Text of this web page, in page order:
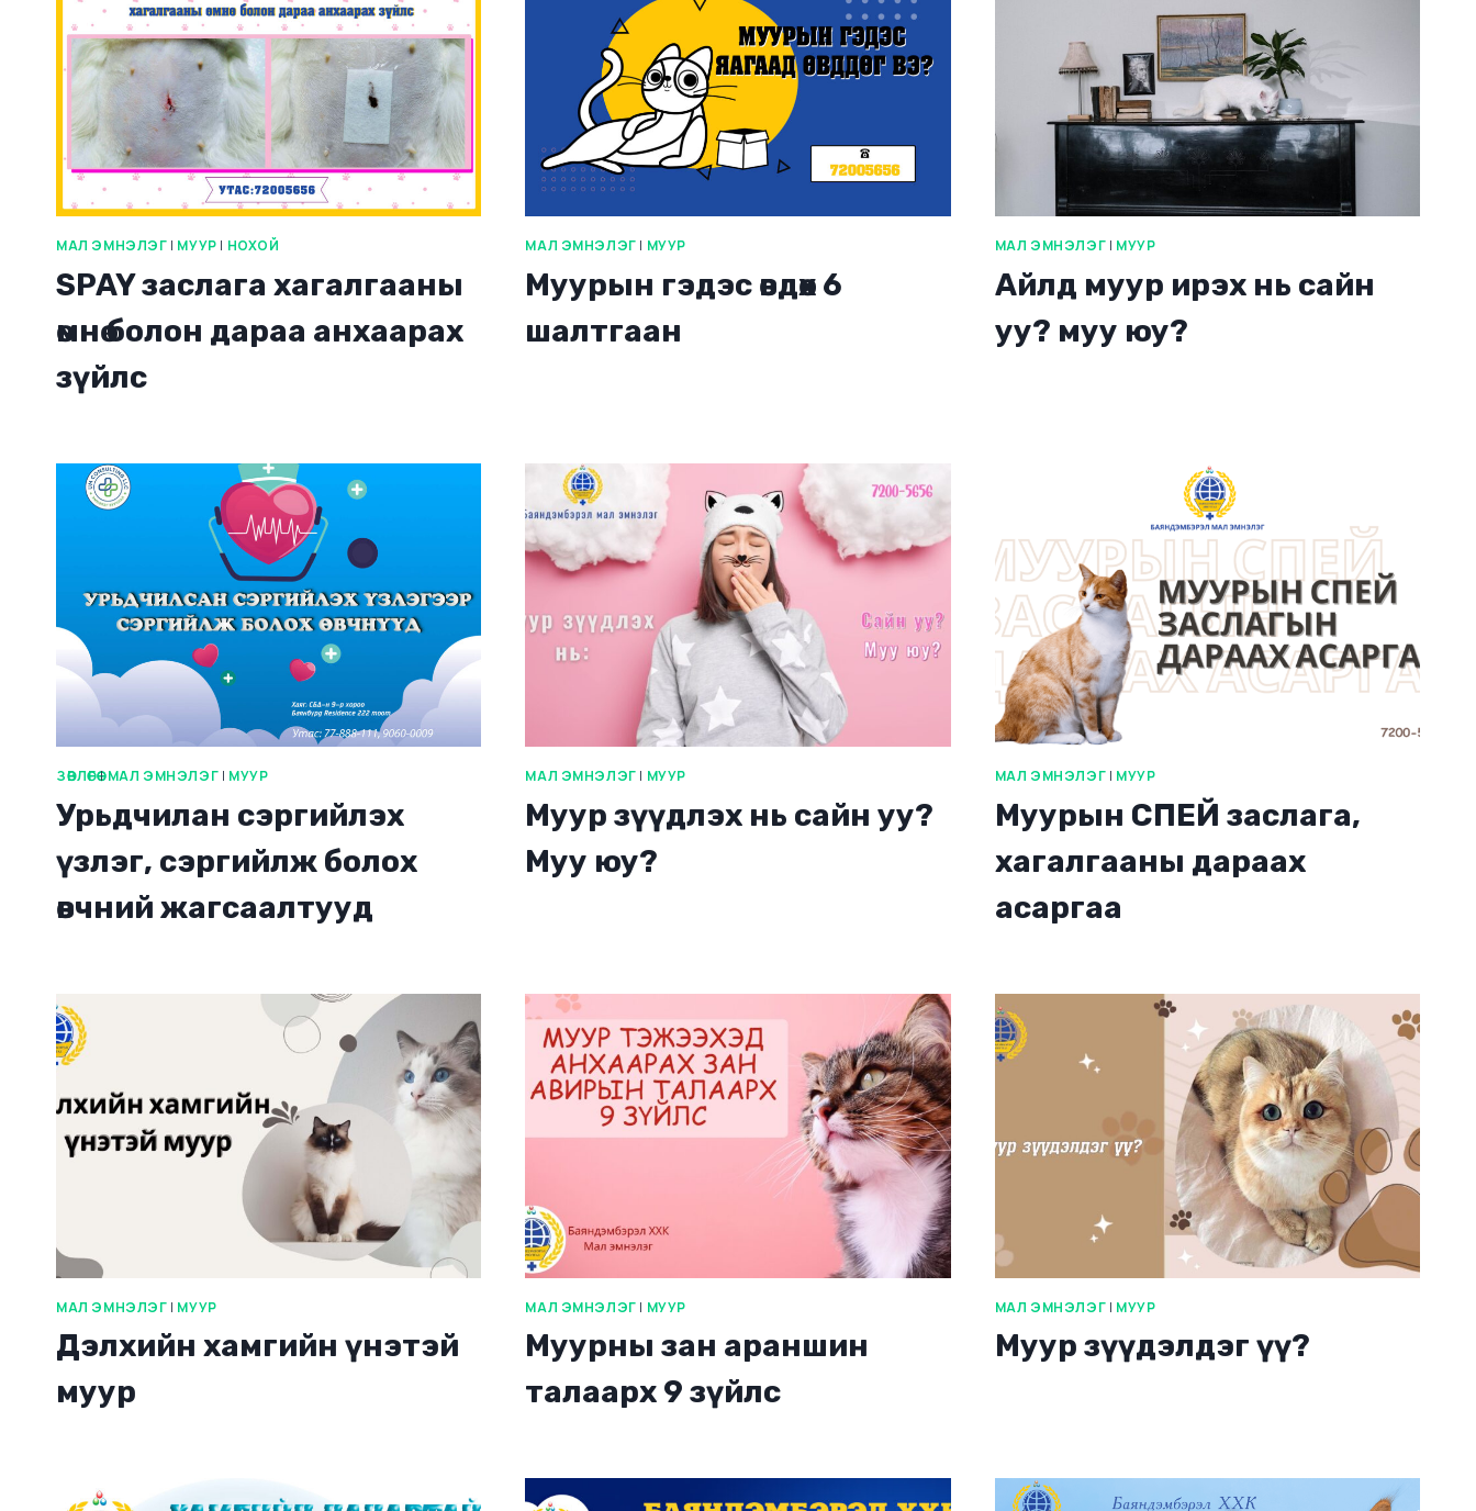
МАЛ ЭМНЭЛЭГ | МУУР | НОХОЙ
SPAY заслага хагалгааны
өмнө болон дараа анхаарах
зүйлс
МАЛ ЭМНЭЛЭГ | МУУР
Муурын гэдэс өвдөх 6
шалтгаан
МАЛ ЭМНЭЛЭГ | МУУР
Айлд муур ирэх нь сайн
уу? муу юу?
ЗӨВЛӨГӨӨ|МАЛ ЭМНЭЛЭГ | МУУР
Урьдчилан сэргийлэх
үзлэг, сэргийлж болох
өвчний жагсаалтууд
МАЛ ЭМНЭЛЭГ | МУУР
Муур зүүдлэх нь сайн уу?
Муу юу?
МАЛ ЭМНЭЛЭГ | МУУР
Муурын СПЕЙ заслага,
хагалгааны дараах
асаргаа
МАЛ ЭМНЭЛЭГ | МУУР
Дэлхийн хамгийн үнэтэй
муур
МАЛ ЭМНЭЛЭГ | МУУР
Муурны зан араншин
талаарх 9 зүйлс
МАЛ ЭМНЭЛЭГ | МУУР
Муур зүүдэлдэг үү?